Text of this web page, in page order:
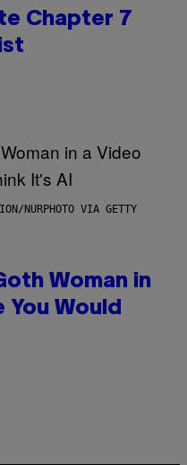
Chapter 7
NURPHOTO VIA GETTY
Woman in
You Would